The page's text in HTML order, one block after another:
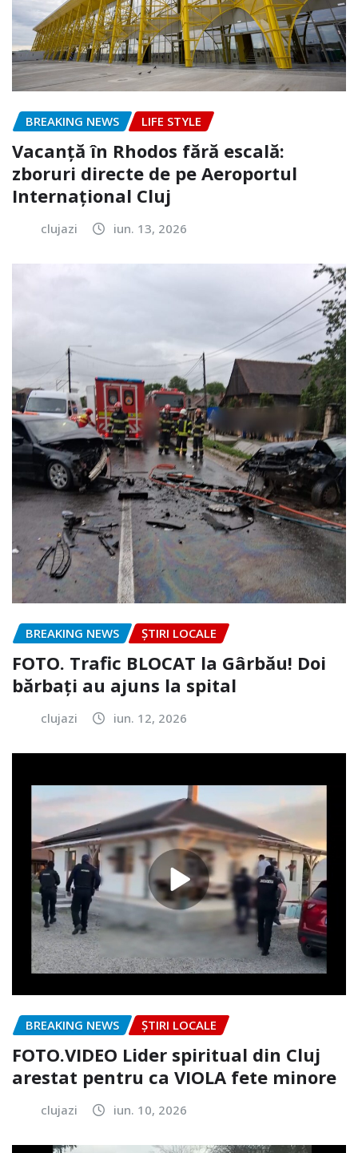
BREAKING NEWS LIFE STYLE
Vacanță în Rhodos fără escală:
zboruri directe de pe Aeroportul
Internațional Cluj
clujazi iun. 13, 2026
BREAKING NEWS ȘTIRI LOCALE
FOTO. Trafic BLOCAT la Gârbău! Doi
bărbați au ajuns la spital
clujazi iun. 12, 2026
BREAKING NEWS ȘTIRI LOCALE
FOTO.VIDEO Lider spiritual din Cluj
arestat pentru ca VIOLA fete minore
clujazi iun. 10, 2026